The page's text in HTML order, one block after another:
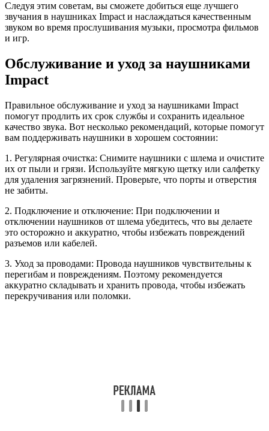
Следуя этим советам, вы сможете добиться еще лучшего
звучания в наушниках Impact и наслаждаться качественным
звуком во время прослушивания музыки, просмотра фильмов
и игр.
Обслуживание и уход за наушниками
Impact
Правильное обслуживание и уход за наушниками Impact
помогут продлить их срок службы и сохранить идеальное
качество звука. Вот несколько рекомендаций, которые помогут
вам поддерживать наушники в хорошем состоянии:
1. Регулярная очистка: Снимите наушники с шлема и очистите
их от пыли и грязи. Используйте мягкую щетку или салфетку
для удаления загрязнений. Проверьте, что порты и отверстия
не забиты.
2. Подключение и отключение: При подключении и
отключении наушников от шлема убедитесь, что вы делаете
это осторожно и аккуратно, чтобы избежать повреждений
разъемов или кабелей.
3. Уход за проводами: Провода наушников чувствительны к
перегибам и повреждениям. Поэтому рекомендуется
аккуратно складывать и хранить провода, чтобы избежать
перекручивания или поломки.